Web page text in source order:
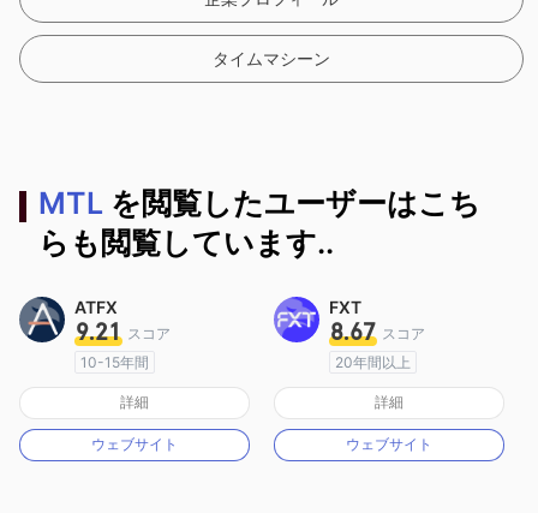
タイムマシーン
MTL を閲覧したユーザーはこち
らも閲覧しています..
ATFX
9.21 スコア
10-15年間
オーストラリア規制
マーケットメイキングライセンス（MM）
MT4フルライセンス
詳細
ウェブサイト
FXT
8.67 スコア
20年間以上
オーストラリア規制
マーケットメイキングライセンス（MM）
MT4フルライセンス
詳細
ウェブサイト